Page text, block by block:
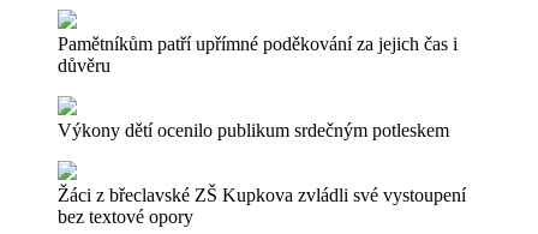
Pamětníkům patří upřímné poděkování za jejich čas i
důvěru
Výkony dětí ocenilo publikum srdečným potleskem
Žáci z břeclavské ZŠ Kupkova zvládli své vystoupení
bez textové opory